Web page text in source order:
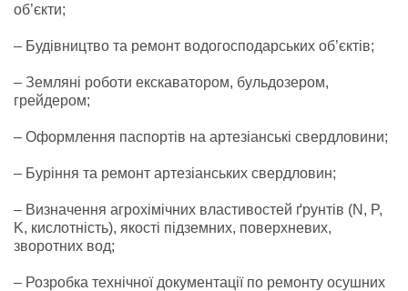
об’єкти;
– Будівництво та ремонт водогосподарських об’єктів;
– Земляні роботи екскаватором, бульдозером,
грейдером;
– Оформлення паспортів на артезіанські свердловини;
– Буріння та ремонт артезіанських свердловин;
– Визначення агрохімічних властивостей ґрунтів (N, P,
K, кислотність), якості підземних, поверхневих,
зворотних вод;
– Розробка технічної документації по ремонту осушних